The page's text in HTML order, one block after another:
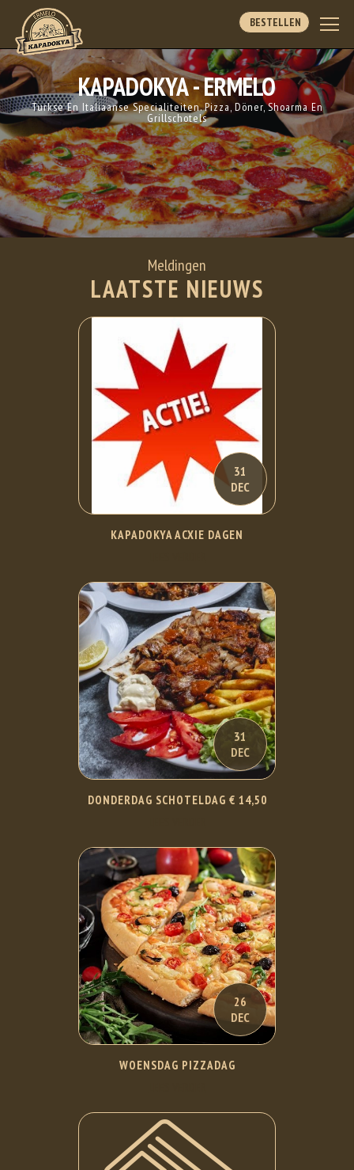
BESTELLEN
KAPADOKYA - ERMELO
Turkse En Italiaanse Specialiteiten. Pizza, Döner, Shoarma En
Grillschotels
Meldingen
LAATSTE NIEUWS
31
DEC
KAPADOKYA ACXIE DAGEN
31
DEC
DONDERDAG SCHOTELDAG € 14,50
26
DEC
WOENSDAG PIZZADAG